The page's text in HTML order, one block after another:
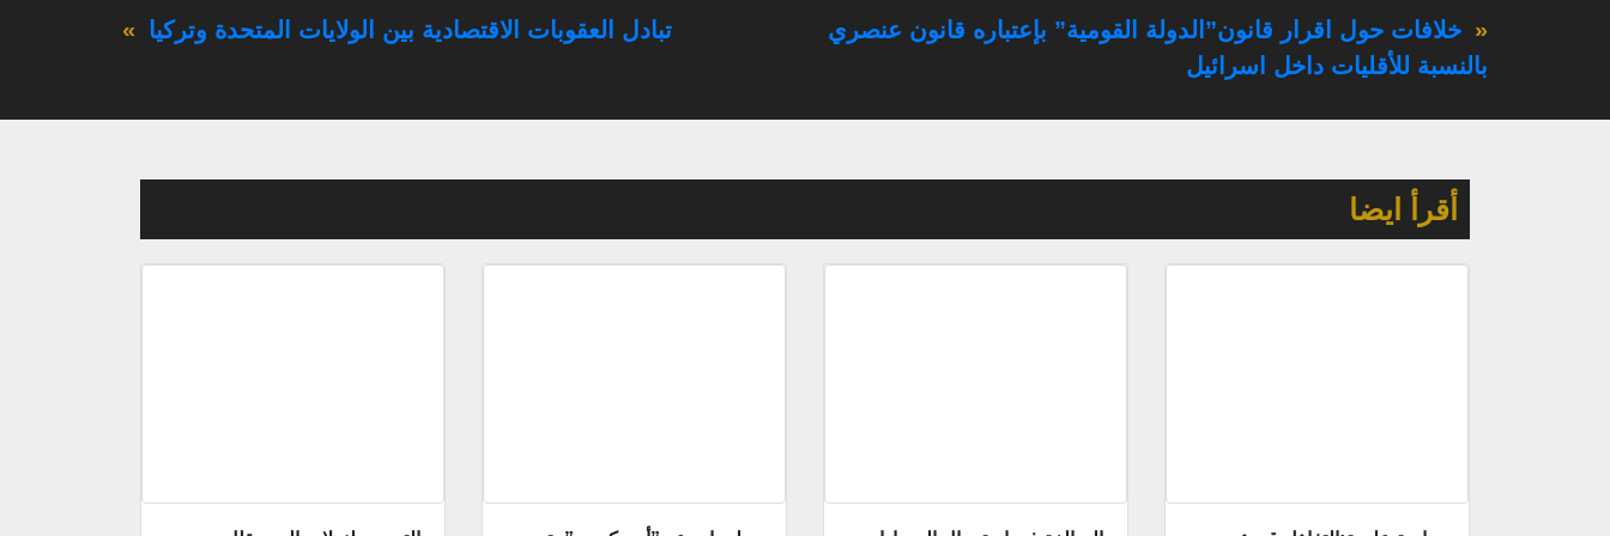
« خلافات حول اقرار قانون”الدولة القومية” بإعتباره قانون عنصري
بالنسبة للأقليات داخل اسرائيل
تبادل العقوبات الاقتصادية بين الولايات المتحدة وتركيا »
أقرأ ايضا